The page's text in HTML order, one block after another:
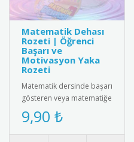
Matematik Dehası
Rozeti | Öğrenci
Başarı ve
Motivasyon Yaka
Rozeti
Matematik dersinde başarı
gösteren veya matematiğe
ilgi duyan öğrencileri
motive etmenin en
eğlencel..
9,90 ₺